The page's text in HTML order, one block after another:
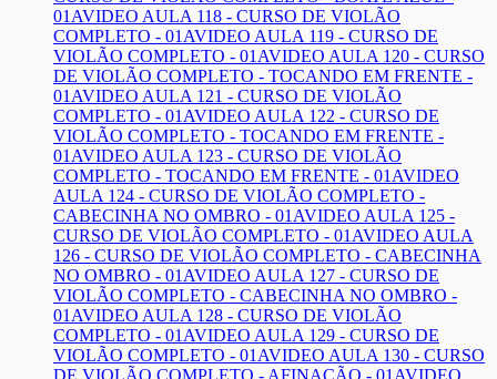
01AVIDEO AULA 118 - CURSO DE VIOLÃO
COMPLETO - 01AVIDEO AULA 119 - CURSO DE
VIOLÃO COMPLETO - 01AVIDEO AULA 120 - CURSO
DE VIOLÃO COMPLETO - TOCANDO EM FRENTE -
01AVIDEO AULA 121 - CURSO DE VIOLÃO
COMPLETO - 01AVIDEO AULA 122 - CURSO DE
VIOLÃO COMPLETO - TOCANDO EM FRENTE -
01AVIDEO AULA 123 - CURSO DE VIOLÃO
COMPLETO - TOCANDO EM FRENTE - 01AVIDEO
AULA 124 - CURSO DE VIOLÃO COMPLETO -
CABECINHA NO OMBRO - 01AVIDEO AULA 125 -
CURSO DE VIOLÃO COMPLETO - 01AVIDEO AULA
126 - CURSO DE VIOLÃO COMPLETO - CABECINHA
NO OMBRO - 01AVIDEO AULA 127 - CURSO DE
VIOLÃO COMPLETO - CABECINHA NO OMBRO -
01AVIDEO AULA 128 - CURSO DE VIOLÃO
COMPLETO - 01AVIDEO AULA 129 - CURSO DE
VIOLÃO COMPLETO - 01AVIDEO AULA 130 - CURSO
DE VIOLÃO COMPLETO - AFINAÇÃO - 01AVIDEO